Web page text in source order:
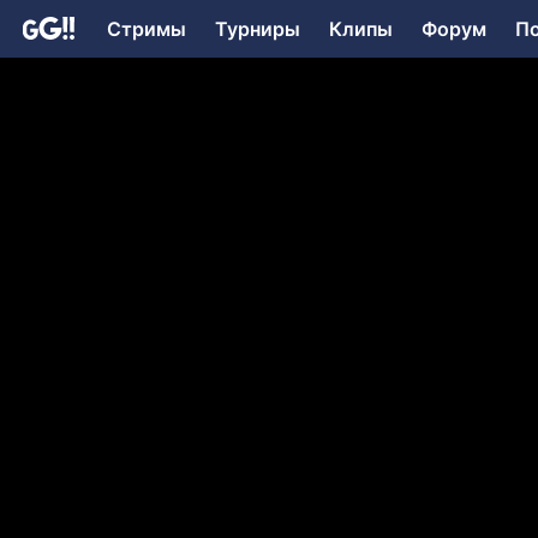
Стримы Турниры Клипы Форум